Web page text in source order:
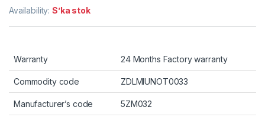
Availability:S’ka stok
Warranty 24 Months Factory warranty
Commodity code ZDLMIUNOT0033
Manufacturer’s code 5ZM032